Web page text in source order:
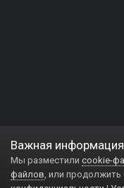
Важная информация
Мы разместили cookie-
файлов, или продолжить